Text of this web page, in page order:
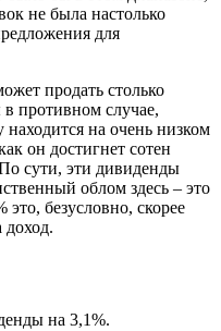
не была настолько
для
продать столько
в противном случае,
на очень низком
он достигнет сотен
сути, эти дивиденды
облом здесь – это
безусловно, скорее
доход.
на 3,1%.